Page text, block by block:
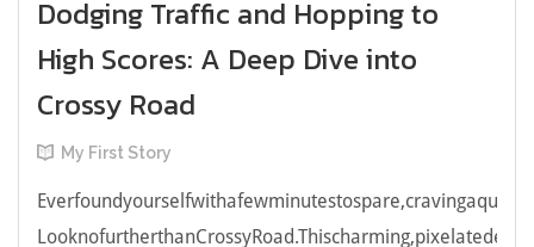
Dodging Traffic and Hopping to
High Scores: A Deep Dive into
Crossy Road
My First Story